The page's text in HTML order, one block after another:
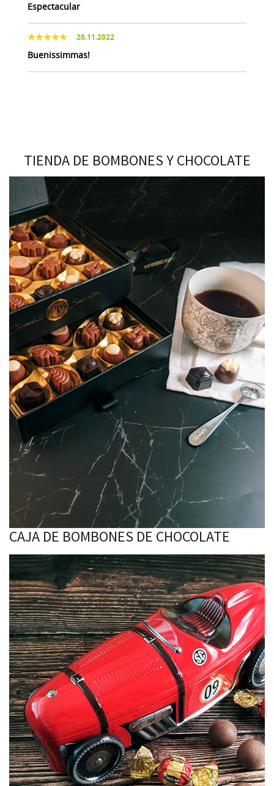
Espectacular
28.11.2022
Buenissimmas!
TIENDA DE BOMBONES Y CHOCOLATE
CAJA DE BOMBONES DE CHOCOLATE